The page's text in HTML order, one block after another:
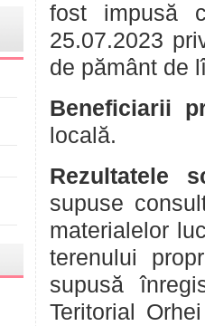
fost impusă
25.07.2023
de pământ de
Beneficiarii
locală.
Rezultatele
supuse
materialelor
terenului
supusă
Teritorial